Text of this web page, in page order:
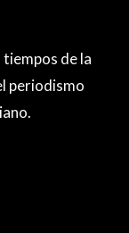
tiempos de la
periodismo